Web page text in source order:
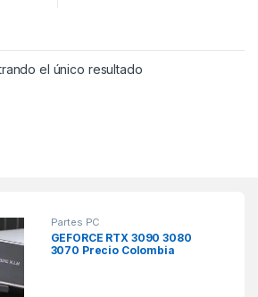
el único resultado
Partes PC
GEFORCE RTX 3090 3080
3070 Precio Colombia